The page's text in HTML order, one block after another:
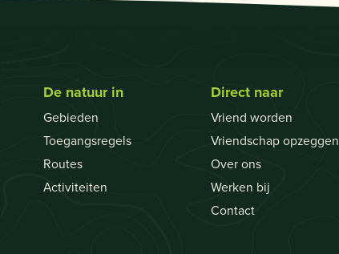
De natuur in
Gebieden
Toegangsregels
Routes
Activiteiten
Direct naar
Vriend worden
Vriendschap opzeggen
Over ons
Werken bij
Contact